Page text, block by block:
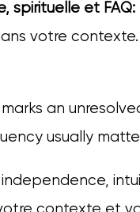
spirituelle et FAQ:
votre contexte.
an
usually